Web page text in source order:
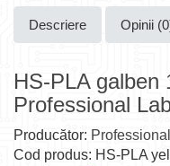
Descriere Opinii
HS-PLA galben
Professional
Producător:
Cod produs: HS-PLA